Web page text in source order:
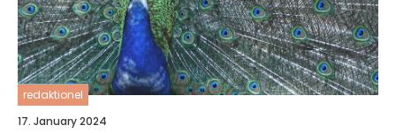
redaktionel
17. January 2024